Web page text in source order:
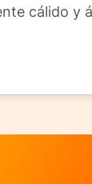
cálido y